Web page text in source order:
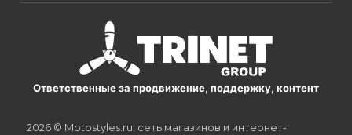
Ответственные за продвижение, поддержку, контент
2026 © Motostyles.ru: сеть магазинов и интернет-